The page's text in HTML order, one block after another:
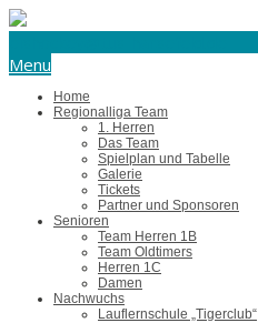
Menu
Home
Regionalliga Team
1. Herren
Das Team
Spielplan und Tabelle
Galerie
Tickets
Partner und Sponsoren
Senioren
Team Herren 1B
Team Oldtimers
Herren 1C
Damen
Nachwuchs
Lauflernschule „Tigerclub“